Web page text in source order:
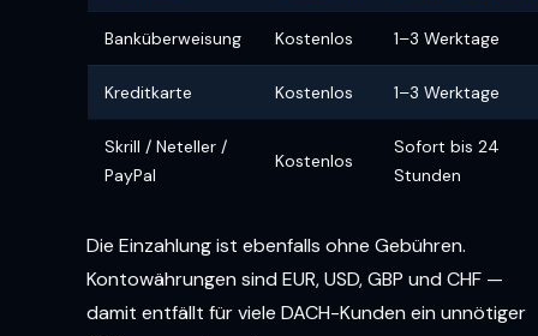
Banküberweisung Kostenlos 1–3 Werktage
Kreditkarte Kostenlos 1–3 Werktage
Skrill / Neteller /
PayPal
Kostenlos
Sofort bis 24
Stunden
Die Einzahlung ist ebenfalls ohne Gebühren.
Kontowährungen sind EUR, USD, GBP und CHF —
damit entfällt für viele DACH-Kunden ein unnötiger